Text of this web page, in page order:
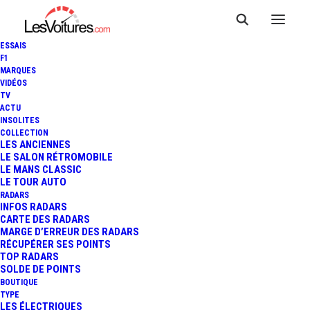
ESSAIS
F1
MARQUES
VIDÉOS
TV
ACTU
INSOLITES
COLLECTION
LES ANCIENNES
LE SALON RÉTROMOBILE
LE MANS CLASSIC
LE TOUR AUTO
RADARS
INFOS RADARS
CARTE DES RADARS
MARGE D’ERREUR DES RADARS
RÉCUPÉRER SES POINTS
TOP RADARS
SOLDE DE POINTS
BOUTIQUE
TYPE
LES ÉLECTRIQUES
5 octobre 2017
PEUGEOT : UNE